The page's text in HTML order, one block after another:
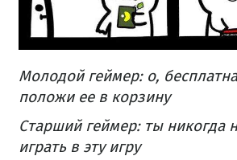
Молодой геймер: о,
положи ее в корзину
Старший геймер: ты никогда
играть в эту игру